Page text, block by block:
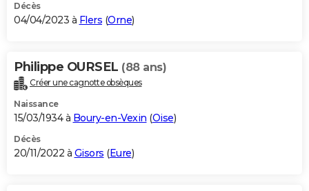
Décès
04/04/2023 à Flers (Orne)
Philippe OURSEL (88 ans)
Créer une cagnotte obsèques
Naissance
15/03/1934 à Boury-en-Vexin (Oise)
Décès
20/11/2022 à Gisors (Eure)